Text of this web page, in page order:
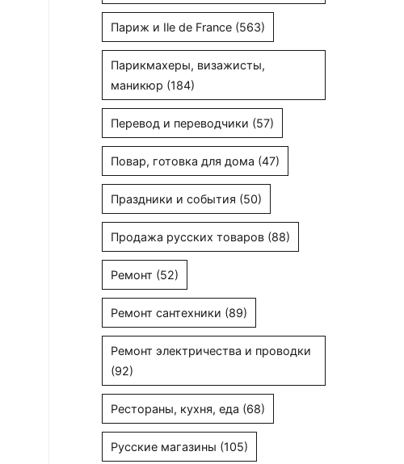
Париж и Ile de France (563)
Парикмахеры, визажисты,
маникюр (184)
Перевод и переводчики (57)
Повар, готовка для дома (47)
Праздники и события (50)
Продажа русских товаров (88)
Ремонт (52)
Ремонт сантехники (89)
Ремонт электричества и проводки
(92)
Рестораны, кухня, еда (68)
Русские магазины (105)